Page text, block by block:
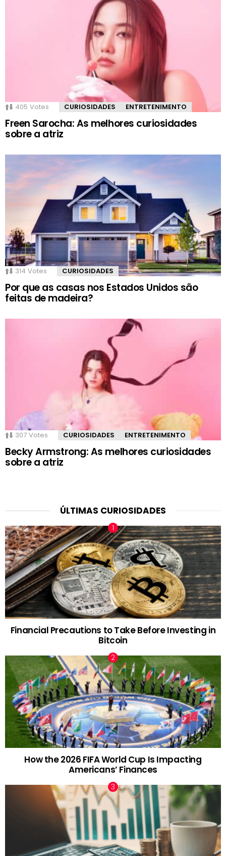
405 Votes CURIOSIDADES ENTRETENIMENTO
Freen Sarocha: As melhores curiosidades
sobre a atriz
314 Votes CURIOSIDADES
Por que as casas nos Estados Unidos são
feitas de madeira?
307 Votes CURIOSIDADES ENTRETENIMENTO
Becky Armstrong: As melhores curiosidades
sobre a atriz
ÚLTIMAS CURIOSIDADES
Financial Precautions to Take Before Investing in
Bitcoin
How the 2026 FIFA World Cup Is Impacting
Americans’ Finances